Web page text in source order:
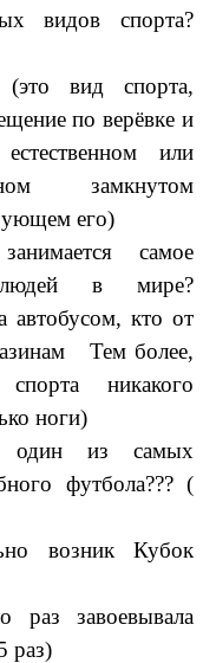
видов спорта?
(это вид спорта,
по верёвке и
или
замкнутом
его)
самое
людей в мире?
автобусом, кто от
Тем более,
никакого
ноги)
один из самых
футбола??? (
возник Кубок
раз завоевывала
раз)